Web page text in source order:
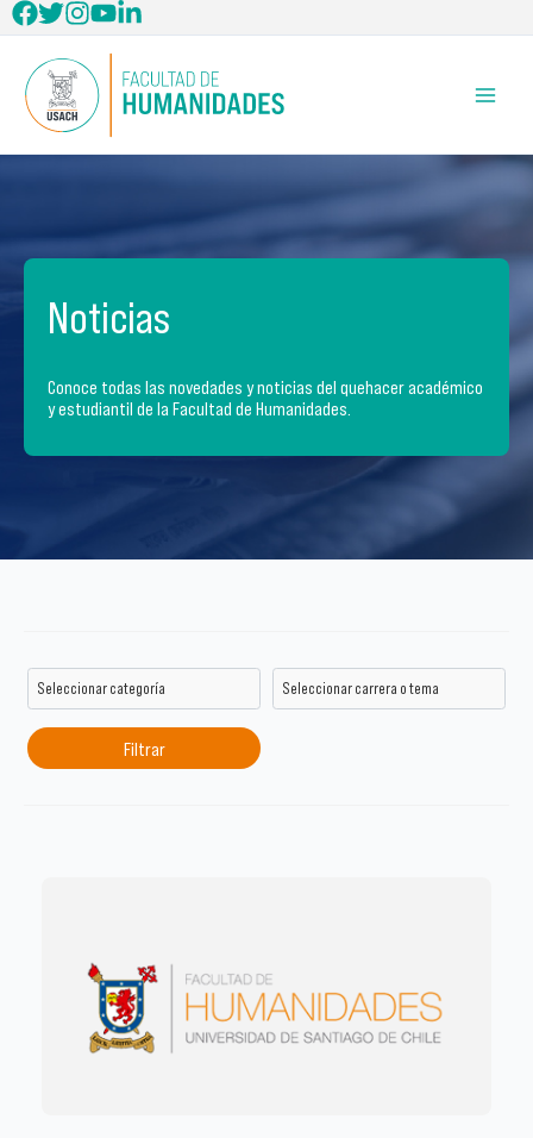
al
contenido
Noticias
Conoce todas las novedades y noticias del quehacer académico
y estudiantil de la Facultad de Humanidades.